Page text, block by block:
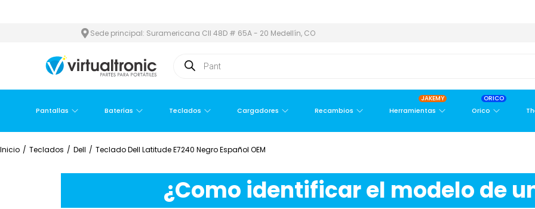
Sede principal: Suramericana Cll 48D # 65A - 20 Medellín, CO
Pantallas Baterías Teclados Cargadores Recambios Herramientas
JAKEMY
Orico
ORICO
Inicio / Teclados / Dell / Teclado Dell Latitude E7240 Negro Español OEM
¿Como identificar el modelo de